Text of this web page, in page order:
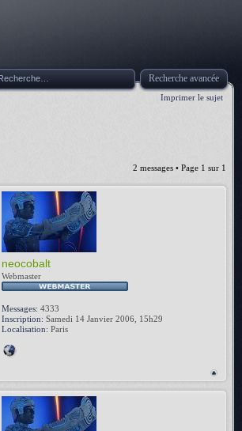
Recherche avancée
Imprimer le sujet
2 messages • Page 1 sur 1
neocobalt
Webmaster
Messages: 4333
Inscription: Samedi 14 Janvier 2006, 15h29
Localisation: Paris